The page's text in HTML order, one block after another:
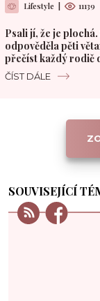
Lifestyle 11139
Psali jí, že je
odpověděla pěti
přečíst každý rodič
ČÍST DÁLE
SOUVISEJÍCÍ